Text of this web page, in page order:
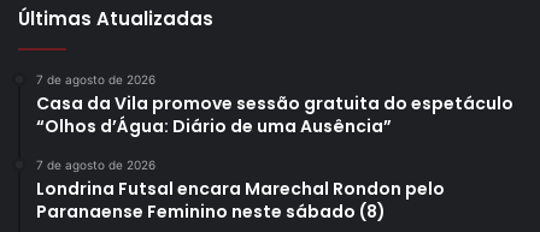
Últimas Atualizadas
7 de agosto de 2026
Casa da Vila promove sessão gratuita do espetáculo
“Olhos d’Água: Diário de uma Ausência”
7 de agosto de 2026
Londrina Futsal encara Marechal Rondon pelo
Paranaense Feminino neste sábado (8)